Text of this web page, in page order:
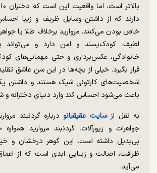
دارند که از داشتن وسایل ظریف و زیبا
خاص بودن می‌کنند. مروارید برخلاف طلا یا
لطیف، کودک‌پسند و امن دارد و می‌تواند
خانوادگی، عکس‌برداری و حتی مهمانی‌های
قرار بگیرد. خیلی از بچه‌ها در این سن عاشق
شخصیت‌های کارتونی شیک هستند و داشتن یک
باعث می‌شود احساس کند وارد دنیای دخترانه
به نقل ازسایت عقیقبانو درباره گردنبند
جواهرات و زیورآلات، گردنبند مروارید
بی‌بدیل داشته است. این گوهر درخشان و
ظرافت، اصالت و زیبایی ابدی است که از
می‌آید.